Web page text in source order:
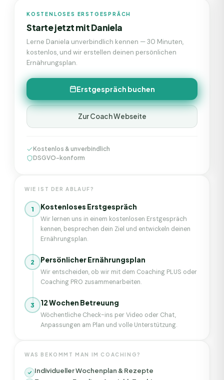
KOSTENLOSES ERSTGESPRÄCH
Starte jetzt mitDaniela
Lerne Daniela unverbindlich kennen — 30 Minuten,
kostenlos, und wir erstellen deinen persönlichen
Ernährungsplan.
Erstgespräch buchen
Zur Coach Webseite
Kostenlos & unverbindlich
DSGVO-konform
WIE IST DER ABLAUF?
1 Kostenloses Erstgespräch
Wir lernen uns in einem kostenlosen Erstgespräch
kennen, besprechen dein Ziel und entwickeln deinen
Ernährungsplan.
2 Persönlicher Ernährungsplan
Wir entscheiden, ob wir mit dem Coaching PLUS oder
Coaching PRO zusammenarbeiten.
3 12 Wochen Betreuung
Wöchentliche Check-ins per Video oder Chat,
Anpassungen am Plan und volle Unterstützung.
WAS BEKOMMT MAN IM COACHING?
Individueller Wochenplan & Rezepte